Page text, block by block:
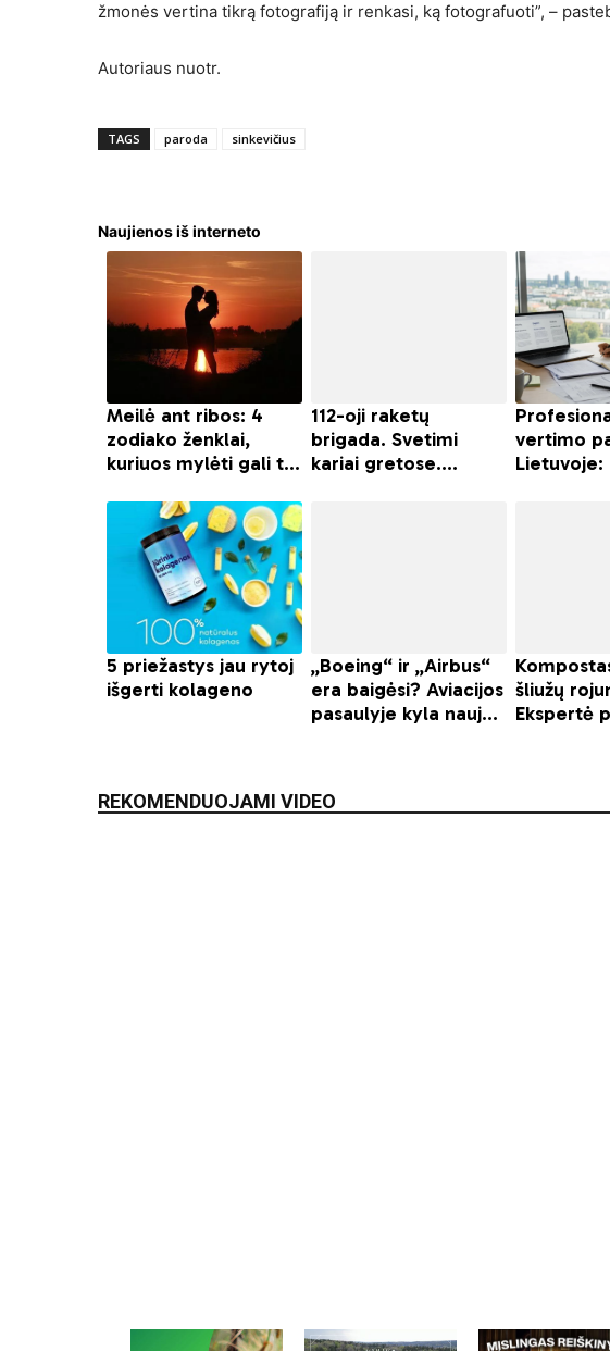
žmonės vertina tikrą fotografiją ir renkasi, ką fotografuoti”, –
Autoriaus nuotr.
TAGS paroda sinkevičius
Naujienos iš interneto
REKOMENDUOJAMI VIDEO